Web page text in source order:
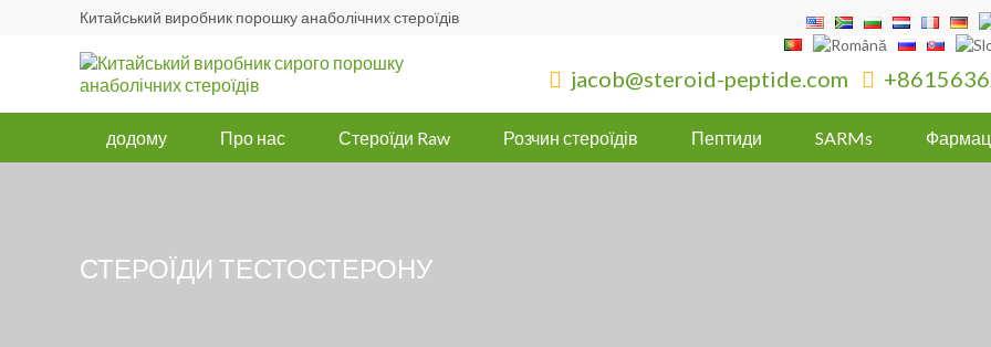
Китайський виробник порошку анаболічних стероїдів
 jacob@steroid-peptide.com 
додому Про нас Стероїди Raw Розчин стероїдів Пептиди SARMs
СТЕРОЇДИ ТЕСТОСТЕРОНУ